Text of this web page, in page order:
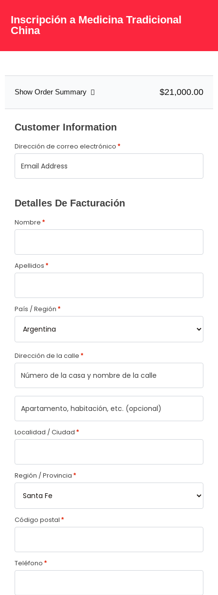
Inscripción a Medicina Tradicional
China
Show Order Summary $21,000.00
Customer Information
Dirección de correo electrónico *
Detalles De Facturación
Nombre *
Apellidos *
País / Región *
Dirección de la calle *
Localidad / Ciudad *
Región / Provincia *
Código postal *
Teléfono *